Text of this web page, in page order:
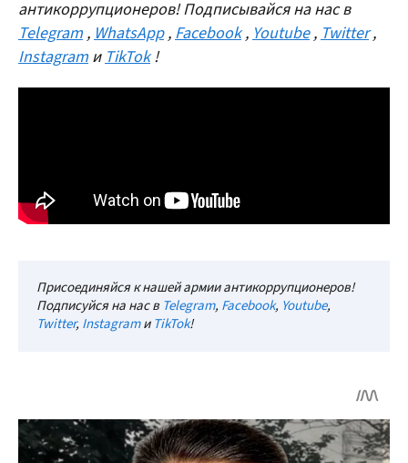
антикоррупционеров! Подписывайся на нас в
Telegram ,WhatsApp ,Facebook ,Youtube ,Twitter ,
Instagram иTikTok !
Присоединяйся к нашей армии антикоррупционеров!
Подписуйся на нас в Telegram, Facebook, Youtube,
Twitter, InstagramиTikTok!